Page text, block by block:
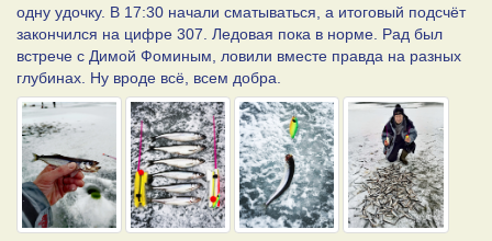
одну удочку. В 17:30 начали сматываться, а итоговый подсчёт
закончился на цифре 307. Ледовая пока в норме. Рад был
встрече с Димой Фоминым, ловили вместе правда на разных
глубинах. Ну вроде всё, всем добра.